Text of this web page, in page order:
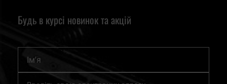
Будь в курсі новинок та акцій
Підпишіться